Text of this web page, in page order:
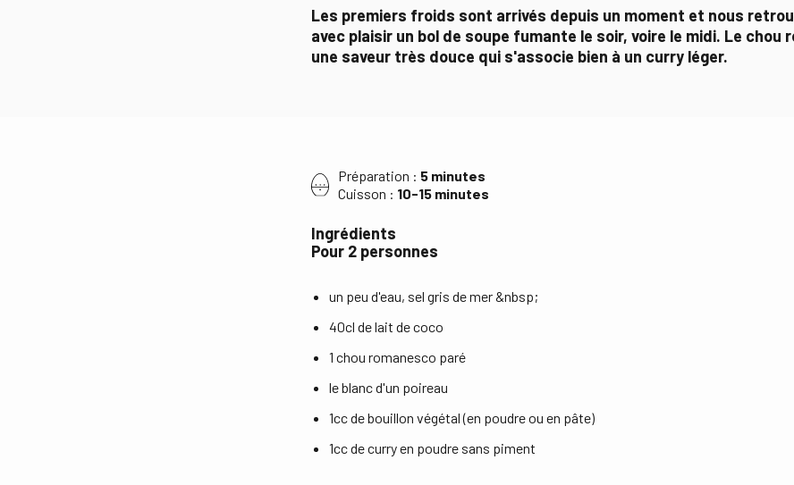
Les premiers froids sont arrivés depuis un moment et nous
avec plaisir un bol de soupe fumante le soir, voire le midi. Le chou
une saveur très douce qui s'associe bien à un curry léger.
Préparation : 5 minutes
Cuisson : 10-15 minutes
Ingrédients
Pour 2 personnes
un peu d'eau, sel gris de mer &nbsp;
40cl de lait de coco
1 chou romanesco paré
le blanc d'un poireau
1cc de bouillon végétal (en poudre ou en pâte)
1cc de curry en poudre sans piment